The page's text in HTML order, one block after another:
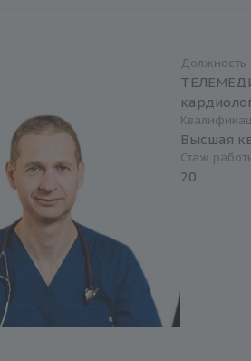
Должность
Высшая
Стаж
20